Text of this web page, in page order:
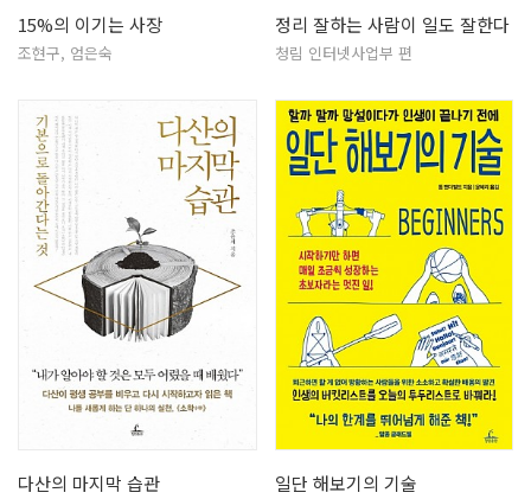
15%의 이기는 사장
조현구, 엄은숙
정리 잘하는 사람이 일도 잘한다
청림 인터넷사업부 편
다산의 마지막 습관 일단 해보기의 기술